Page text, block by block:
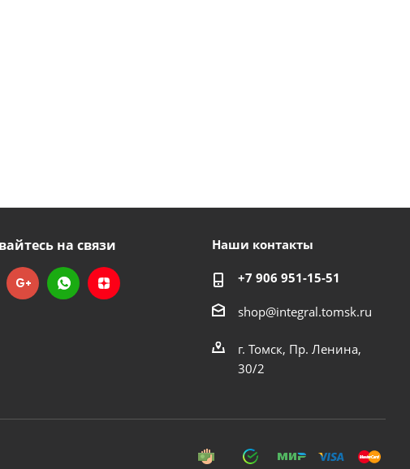
на связи Наши контакты
+7 906 951-15-51
shop@integral.tomsk.ru
г. Томск, Пр. Ленина,
30/2